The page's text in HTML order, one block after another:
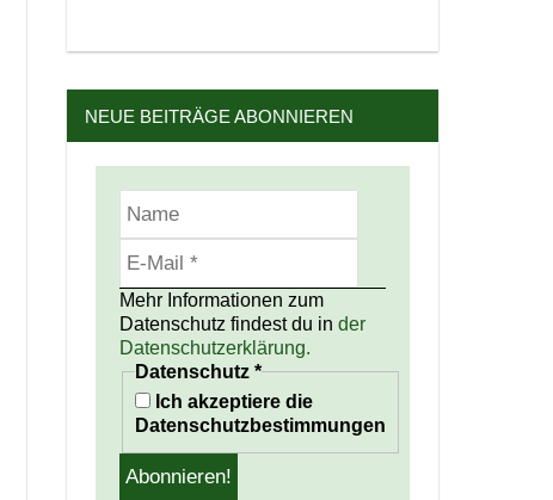
NEUE BEITRÄGE ABONNIEREN
Mehr Informationen zum
Datenschutz findest du in der
Datenschutzerklärung.
Datenschutz *
Ich akzeptiere die
Datenschutzbestimmungen